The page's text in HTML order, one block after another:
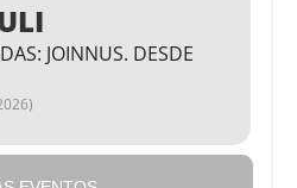
JOINNUS. DESDE